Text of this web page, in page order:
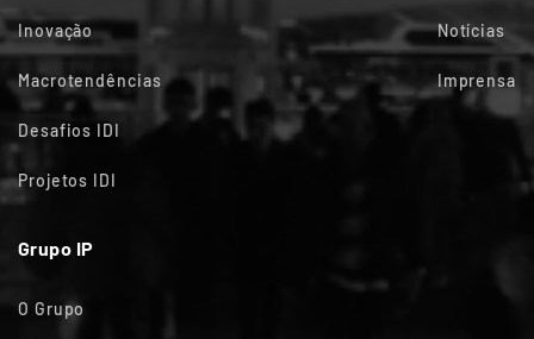
Inovação
Macrotendências
Desafios IDI
Projetos IDI
Notícias
Imprensa
Grupo IP
O Grupo